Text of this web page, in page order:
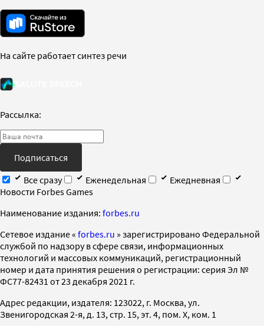
На сайте работает синтез речи
Рассылка:
Подписаться
Все сразу
Еженедельная
Ежедневная
Новости Forbes Games
Наименование издания: forbes.ru
Cетевое издание « forbes.ru » зарегистрировано Федеральной
службой по надзору в сфере связи, информационных
технологий и массовых коммуникаций, регистрационный
номер и дата принятия решения о регистрации: серия Эл №
ФС77-82431 от 23 декабря 2021 г.
Адрес редакции, издателя: 123022, г. Москва, ул.
Звенигородская 2-я, д. 13, стр. 15, эт. 4, пом. X, ком. 1